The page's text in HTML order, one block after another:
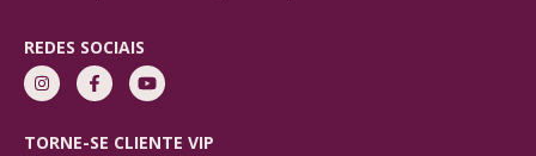
REDES SOCIAIS
TORNE-SE CLIENTE VIP